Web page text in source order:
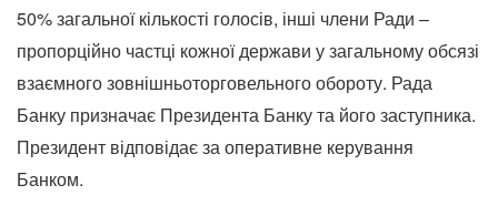
50% загальної кількості голосів, інші члени Ради –
пропорційно частці кожної держави у загальному обсязі
взаємного зовнішньоторговельного обороту. Рада
Банку призначає Президента Банку та його заступника.
Президент відповідає за оперативне керування
Банком.